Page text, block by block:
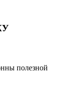
полезной